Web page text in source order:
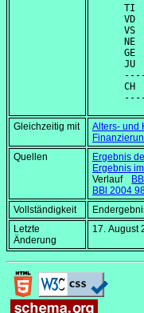
TI
VD
VS
GE
JU
CH
Gleichzeitig mit
Alters- und
Quellen
Ergebnis
Ergebnis
Verlauf
BBl 2004
Vollständigkeit
Letzte
Änderung
17. August